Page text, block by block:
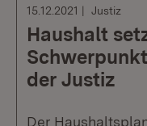
15.12.2021 Justiz
Haushalt
der Justiz
Der